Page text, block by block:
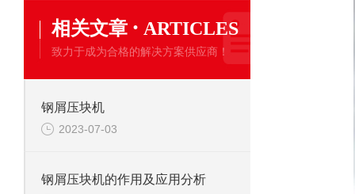
相关文章 · ARTICLES
致力于成为合格的解决方案供应商！
钢屑压块机
2023-07-03
钢屑压块机的作用及应用分析